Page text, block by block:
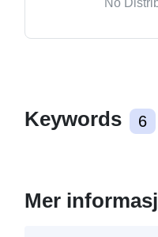
No
Keywords 6
Mer